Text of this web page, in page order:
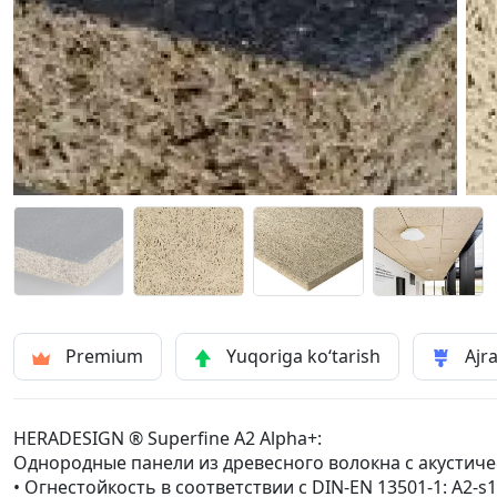
Premium Yuqoriga ko‘tarish
HERADESIGN ® Superfine A2 Alpha+:
Однородные панели из древесного волокна с
• Огнестойкость в соответствии с DIN-EN 13501-1: A2-